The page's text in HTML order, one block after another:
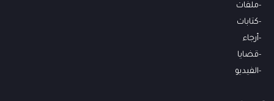
ملفات
كتابات
أرجاء
قضايا
الفيديو